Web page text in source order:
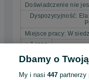
Doświadczenie nie
Dyspozycyjność:
Miejsce pracy: W
+ 1 inne
Odświeżono dnia 07
Dbamy o
My i nasi447 partnerzy